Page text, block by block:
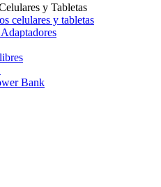
y Tabletas
celulares y tabletas
Bank